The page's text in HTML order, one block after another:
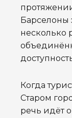
Барселоны
несколько
Когда
Старом
речь идёт